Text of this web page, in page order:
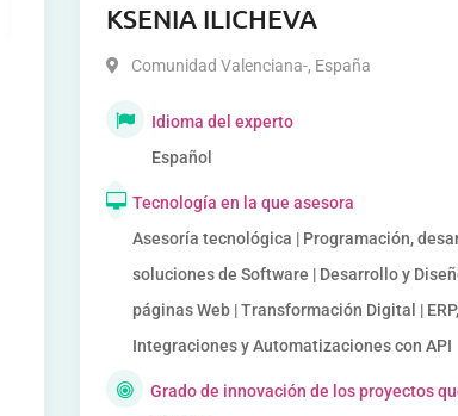
KSENIA ILICHEVA
Comunidad Valenciana-, España
Idioma del experto
Español
Tecnología en la que asesora
Asesoría tecnológica | Programación,
soluciones de Software | Desarrollo y
páginas Web | Transformación Digital | ERP,
Integraciones y Automatizaciones con API
Grado de innovación de los proyectos